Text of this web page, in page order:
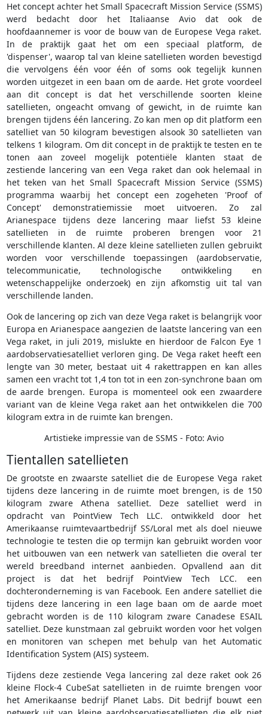
Het concept achter het Small Spacecraft Mission Service (SSMS)
werd bedacht door het Italiaanse Avio dat ook de
hoofdaannemer is voor de bouw van de Europese Vega raket.
In de praktijk gaat het om een speciaal platform, de
'dispenser', waarop tal van kleine satellieten worden bevestigd
die vervolgens één voor één of soms ook tegelijk kunnen
worden uitgezet in een baan om de aarde. Het grote voordeel
aan dit concept is dat het verschillende soorten kleine
satellieten, ongeacht omvang of gewicht, in de ruimte kan
brengen tijdens één lancering. Zo kan men op dit platform een
satelliet van 50 kilogram bevestigen alsook 30 satellieten van
telkens 1 kilogram. Om dit concept in de praktijk te testen en te
tonen aan zoveel mogelijk potentiële klanten staat de
zestiende lancering van een Vega raket dan ook helemaal in
het teken van het Small Spacecraft Mission Service (SSMS)
programma waarbij het concept een zogeheten 'Proof of
Concept' demonstratiemissie moet uitvoeren. Zo zal
Arianespace tijdens deze lancering maar liefst 53 kleine
satellieten in de ruimte proberen brengen voor 21
verschillende klanten. Al deze kleine satellieten zullen gebruikt
worden voor verschillende toepassingen (aardobservatie,
telecommunicatie, technologische ontwikkeling en
wetenschappelijke onderzoek) en zijn afkomstig uit tal van
verschillende landen.
Ook de lancering op zich van deze Vega raket is belangrijk voor
Europa en Arianespace aangezien de laatste lancering van een
Vega raket, in juli 2019, mislukte en hierdoor de Falcon Eye 1
aardobservatiesatelliet verloren ging. De Vega raket heeft een
lengte van 30 meter, bestaat uit 4 rakettrappen en kan alles
samen een vracht tot 1,4 ton tot in een zon-synchrone baan om
de aarde brengen. Europa is momenteel ook een zwaardere
variant van de kleine Vega raket aan het ontwikkelen die 700
kilogram extra in de ruimte kan brengen.
Artistieke impressie van de SSMS - Foto: Avio
Tientallen satellieten
De grootste en zwaarste satelliet die de Europese Vega raket
tijdens deze lancering in de ruimte moet brengen, is de 150
kilogram zware Athena satelliet. Deze satelliet werd in
opdracht van PointView Tech LLC. ontwikkeld door het
Amerikaanse ruimtevaartbedrijf SS/Loral met als doel nieuwe
technologie te testen die op termijn kan gebruikt worden voor
het uitbouwen van een netwerk van satellieten die overal ter
wereld breedband internet aanbieden. Opvallend aan dit
project is dat het bedrijf PointView Tech LCC. een
dochteronderneming is van Facebook. Een andere satelliet die
tijdens deze lancering in een lage baan om de aarde moet
gebracht worden is de 110 kilogram zware Canadese ESAIL
satelliet. Deze kunstmaan zal gebruikt worden voor het volgen
en monitoren van schepen met behulp van het Automatic
Identification System (AIS) systeem.
Tijdens deze zestiende Vega lancering zal deze raket ook 26
kleine Flock-4 CubeSat satellieten in de ruimte brengen voor
het Amerikaanse bedrijf Planet Labs. Dit bedrijf bouwt een